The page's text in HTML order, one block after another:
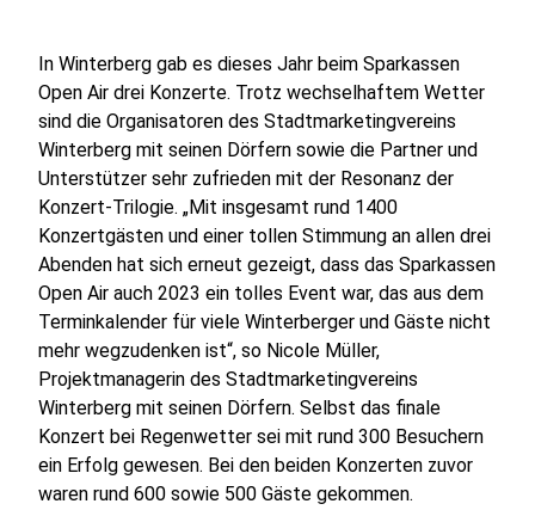
In Winterberg gab es dieses Jahr beim Sparkassen
Open Air drei Konzerte. Trotz wechselhaftem Wetter
sind die Organisatoren des Stadtmarketingvereins
Winterberg mit seinen Dörfern sowie die Partner und
Unterstützer sehr zufrieden mit der Resonanz der
Konzert-Trilogie. „Mit insgesamt rund 1400
Konzertgästen und einer tollen Stimmung an allen drei
Abenden hat sich erneut gezeigt, dass das Sparkassen
Open Air auch 2023 ein tolles Event war, das aus dem
Terminkalender für viele Winterberger und Gäste nicht
mehr wegzudenken ist“, so Nicole Müller,
Projektmanagerin des Stadtmarketingvereins
Winterberg mit seinen Dörfern. Selbst das finale
Konzert bei Regenwetter sei mit rund 300 Besuchern
ein Erfolg gewesen. Bei den beiden Konzerten zuvor
waren rund 600 sowie 500 Gäste gekommen.